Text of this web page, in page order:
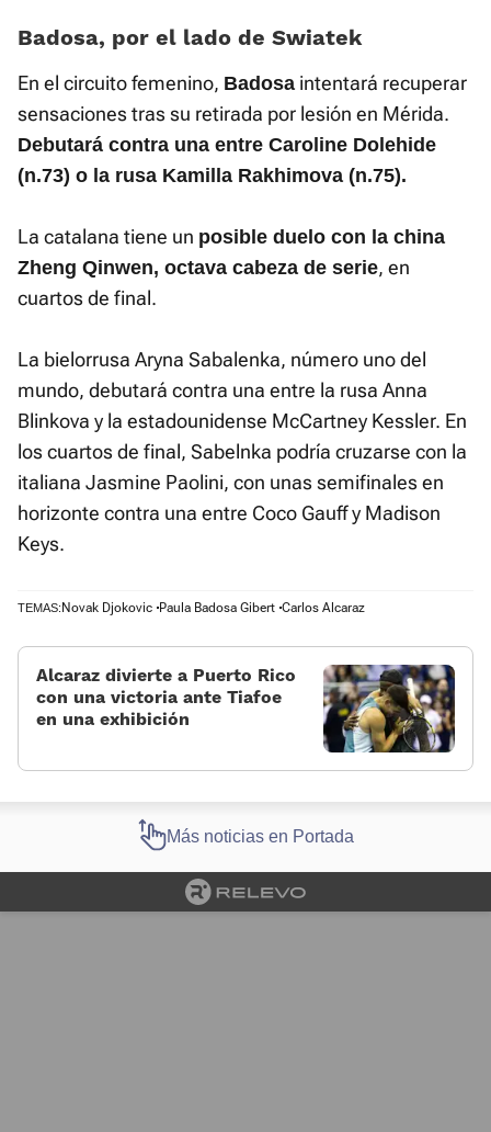
Badosa, por el lado de Swiatek
En el circuito femenino, Badosa intentará recuperar
sensaciones tras su retirada por lesión en Mérida.
Debutará contra una entre Caroline Dolehide
(n.73) o la rusa Kamilla Rakhimova (n.75).
La catalana tiene un posible duelo con la china
Zheng Qinwen, octava cabeza de serie, en
cuartos de final.
La bielorrusa Aryna Sabalenka, número uno del
mundo, debutará contra una entre la rusa Anna
Blinkova y la estadounidense McCartney Kessler. En
los cuartos de final, Sabelnka podría cruzarse con la
italiana Jasmine Paolini, con unas semifinales en
horizonte contra una entre Coco Gauff y Madison
Keys.
TEMAS: Novak Djokovic Paula Badosa Gibert Carlos Alcaraz
Alcaraz divierte a Puerto Rico
con una victoria ante Tiafoe
en una exhibición
Más noticias en Portada